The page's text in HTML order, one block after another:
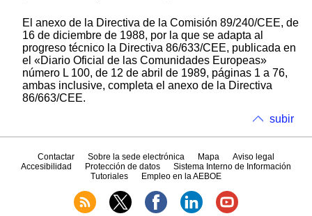
El anexo de la Directiva de la Comisión 89/240/CEE, de
16 de diciembre de 1988, por la que se adapta al
progreso técnico la Directiva 86/633/CEE, publicada en
el «Diario Oficial de las Comunidades Europeas»
número L 100, de 12 de abril de 1989, páginas 1 a 76,
ambas inclusive, completa el anexo de la Directiva
86/663/CEE.
subir
Contactar Sobre la sede electrónica Mapa
Aviso legal
Accesibilidad
Protección de datos
Sistema Interno de Información
Tutoriales
Empleo en la AEBOE